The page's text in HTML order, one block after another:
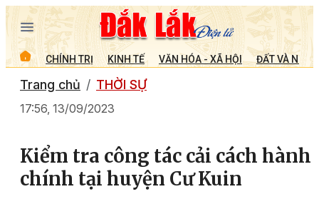
CHÍNH TRỊ KINH TẾ VĂN HÓA - XÃ HỘI ĐẤT VÀ
Trang chủ THỜI SỰ
17:56, 13/09/2023
Kiểm tra công tác cải cách hành
chính tại huyện Cư Kuin